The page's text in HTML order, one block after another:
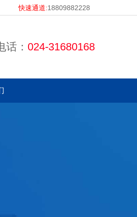
快速通道:18809882228
话： 024-31680168